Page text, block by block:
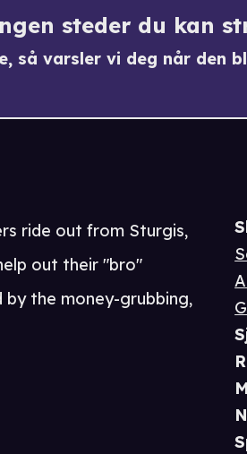
steder du kan
så varsler vi deg når den
ride out from Sturgis,
out their "bro"
the money-grubbing,